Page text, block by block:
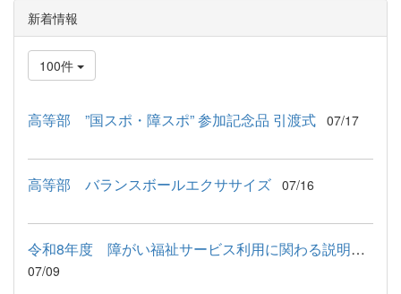
新着情報
100件
高等部 ”国スポ・障スポ” 参加記念品 引渡式 07/17
高等部 バランスボールエクササイズ 07/16
令和8年度 障がい福祉サービス利用に関わる説明会が行われました
07/09